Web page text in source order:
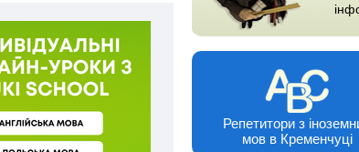
Репетитори з
мов в Кременчуці